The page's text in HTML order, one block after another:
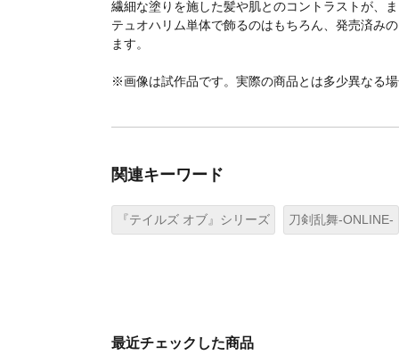
繊細な塗りを施した髪や肌とのコントラストが、
テュオハリム単体で飾るのはもちろん、発売済み
ます。
※画像は試作品です。実際の商品とは多少異なる
関連キーワード
『テイルズ オブ』シリーズ 刀剣乱舞-ONLINE-
最近チェックした商品